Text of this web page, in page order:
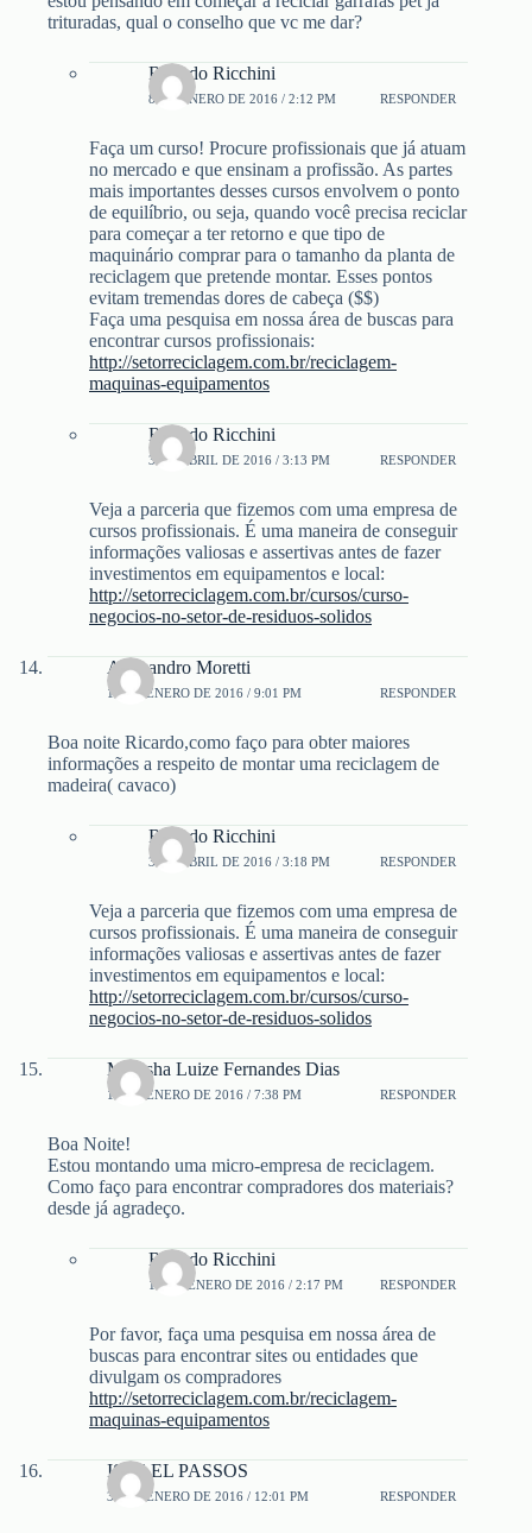
trituradas, qual o conselho que vc me dar?
Ricardo Ricchini
8 DE ENERO DE 2016 / 2:12 PM RESPONDER
Faça um curso! Procure profissionais que já atuam
no mercado e que ensinam a profissão. As partes
mais importantes desses cursos envolvem o ponto
de equilíbrio, ou seja, quando você precisa reciclar
para começar a ter retorno e que tipo de
maquinário comprar para o tamanho da planta de
reciclagem que pretende montar. Esses pontos
evitam tremendas dores de cabeça ($$)
Faça uma pesquisa em nossa área de buscas para
encontrar cursos profissionais:
http://setorreciclagem.com.br/reciclagem-
maquinas-equipamentos
Ricardo Ricchini
3 DE ABRIL DE 2016 / 3:13 PM RESPONDER
Veja a parceria que fizemos com uma empresa de
cursos profissionais. É uma maneira de conseguir
informações valiosas e assertivas antes de fazer
investimentos em equipamentos e local:
http://setorreciclagem.com.br/cursos/curso-
negocios-no-setor-de-residuos-solidos
Alessandro Moretti
10 DE ENERO DE 2016 / 9:01 PM RESPONDER
Boa noite Ricardo,como faço para obter maiores
informações a respeito de montar uma reciclagem de
madeira( cavaco)
Ricardo Ricchini
3 DE ABRIL DE 2016 / 3:18 PM RESPONDER
Veja a parceria que fizemos com uma empresa de
cursos profissionais. É uma maneira de conseguir
informações valiosas e assertivas antes de fazer
investimentos em equipamentos e local:
http://setorreciclagem.com.br/cursos/curso-
negocios-no-setor-de-residuos-solidos
Maresha Luize Fernandes Dias
11 DE ENERO DE 2016 / 7:38 PM RESPONDER
Boa Noite!
Estou montando uma micro-empresa de reciclagem.
Como faço para encontrar compradores dos materiais?
desde já agradeço.
Ricardo Ricchini
14 DE ENERO DE 2016 / 2:17 PM RESPONDER
Por favor, faça uma pesquisa em nossa área de
buscas para encontrar sites ou entidades que
divulgam os compradores
http://setorreciclagem.com.br/reciclagem-
maquinas-equipamentos
ISRAEL PASSOS
30 DE ENERO DE 2016 / 12:01 PM RESPONDER